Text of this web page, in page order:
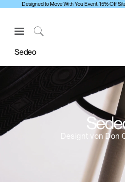
Designed to Move With You Event: 15% Off
Open
Navigation
Menu
Anmelden oder Registrieren
PRODUKTE
ERGONOMISCHE HILFSMITTEL
MEDIENCENTER
KONTAKTIEREN SIE UNS
Sedeo
Designt von Don